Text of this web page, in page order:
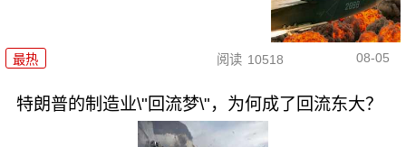
最热 阅读 10518 08-05
特朗普的制造业\"回流梦\"，为何成了回流东大？